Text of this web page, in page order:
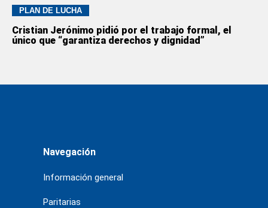
PLAN DE LUCHA
Cristian Jerónimo pidió por el trabajo formal, el
único que “garantiza derechos y dignidad”
Navegación
Información general
Paritarias